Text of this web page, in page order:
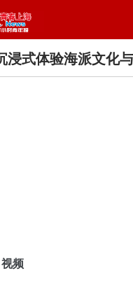
浸式体验海派文化
频